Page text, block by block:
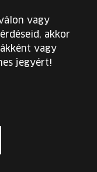
vagy
akkor
vagy
jegyért!